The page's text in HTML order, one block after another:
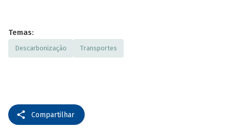
Temas:
Descarbonização Transportes
Compartilhar